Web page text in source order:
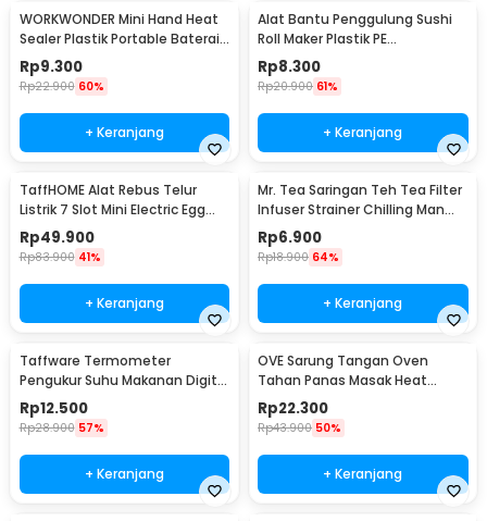
WORKWONDER Mini Hand Heat
Sealer Plastik Portable Baterai
AA - LX2000A
Rp9.300
Rp22.900 60%
+ Keranjang
Alat Bantu Penggulung Sushi
Roll Maker Plastik PE
22x20.5x0.1cm - E1119
Rp8.300
Rp20.900 61%
+ Keranjang
TaffHOME Alat Rebus Telur
Listrik 7 Slot Mini Electric Egg
Cooker 350W - YS-203
Rp49.900
Rp83.900 41%
+ Keranjang
Mr. Tea Saringan Teh Tea Filter
Infuser Strainer Chilling Man
Silicon - MR03
Rp6.900
Rp18.900 64%
+ Keranjang
Taffware Termometer
Pengukur Suhu Makanan Digital
Daging Kopi Susu - TP101
Rp12.500
Rp28.900 57%
+ Keranjang
OVE Sarung Tangan Oven
Tahan Panas Masak Heat
Resistant Gloves - 540F
Rp22.300
Rp43.900 50%
+ Keranjang